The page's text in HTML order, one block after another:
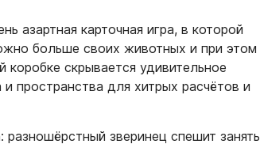
азартная карточная игра, в которой
больше своих животных и при этом
коробке скрывается удивительное
пространства для хитрых расчётов и
зверинец спешит занять